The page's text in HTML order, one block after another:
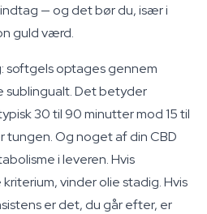
— og det bør du, især i
guld værd.
optages gennem
sublingualt. Det betyder
30 til 90 minutter mod 15 til
tungen. Og noget af din CBD
i leveren. Hvis
vinder olie stadig. Hvis
er det, du går efter, er